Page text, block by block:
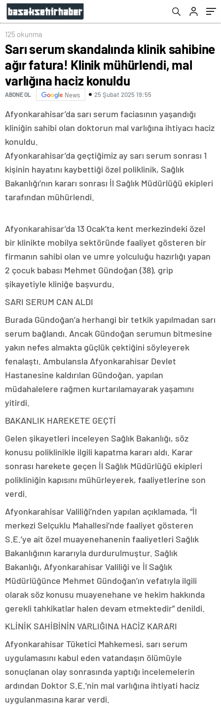
konuldu
125 okunma
Sarı serum skandalında klinik sahibine
ağır fatura! Klinik mühürlendi, mal
varlığına haciz konuldu
ABONE OL News 25 Şubat 2025 19:55
Afyonkarahisar’da sarı serum faciasının yaşandığı
kliniğin sahibi olan doktorun mal varlığına ihtiyacı haciz
konuldu.
Afyonkarahisar’da geçtiğimiz ay sarı serum sonrası 1
kişinin hayatını kaybettiği özel poliklinik, Sağlık
Bakanlığı’nın kararı sonrası İl Sağlık Müdürlüğü ekipleri
tarafından mühürlendi.
Afyonkarahisar’da 13 Ocak’ta kent merkezindeki özel
bir klinikte mobilya sektöründe faaliyet gösteren bir
firmanın sahibi olan ve umre yolculuğu hazırlığı yapan
2 çocuk babası Mehmet Gündoğan (38), grip
şikayetiyle kliniğe başvurdu.
SARI SERUM CAN ALDI
Burada Gündoğan’a herhangi bir tetkik yapılmadan sarı
serum bağlandı. Ancak Gündoğan serumun bitmesine
yakın nefes almakta güçlük çektiğini söyleyerek
fenalaştı. Ambulansla Afyonkarahisar Devlet
Hastanesine kaldırılan Gündoğan, yapılan
müdahalelere rağmen kurtarılamayarak yaşamını
yitirdi.
BAKANLIK HAREKETE GEÇTİ
Gelen şikayetleri inceleyen Sağlık Bakanlığı, söz
konusu poliklinikle ilgili kapatma kararı aldı. Karar
sonrası harekete geçen İl Sağlık Müdürlüğü ekipleri
polikliniğin kapısını mühürleyerek, faaliyetlerine son
verdi.
Afyonkarahisar Valiliği’nden yapılan açıklamada, “İl
merkezi Selçuklu Mahallesi’nde faaliyet gösteren
S.E.’ye ait özel muayenehanenin faaliyetleri Sağlık
Bakanlığının kararıyla durdurulmuştur. Sağlık
Bakanlığı, Afyonkarahisar Valiliği ve İl Sağlık
Müdürlüğünce Mehmet Gündoğan’ın vefatıyla ilgili
olarak söz konusu muayenehane ve hekim hakkında
gerekli tahkikatlar halen devam etmektedir” denildi.
KLİNİK SAHİBİNİN VARLIĞINA HACİZ KARARI
Afyonkarahisar Tüketici Mahkemesi, sarı serum
uygulamasını kabul eden vatandaşın ölümüyle
sonuçlanan olay sonrasında yaptığı incelemelerin
ardından Doktor S.E.’nin mal varlığına ihtiyati haciz
uygulanmasına karar verdi.